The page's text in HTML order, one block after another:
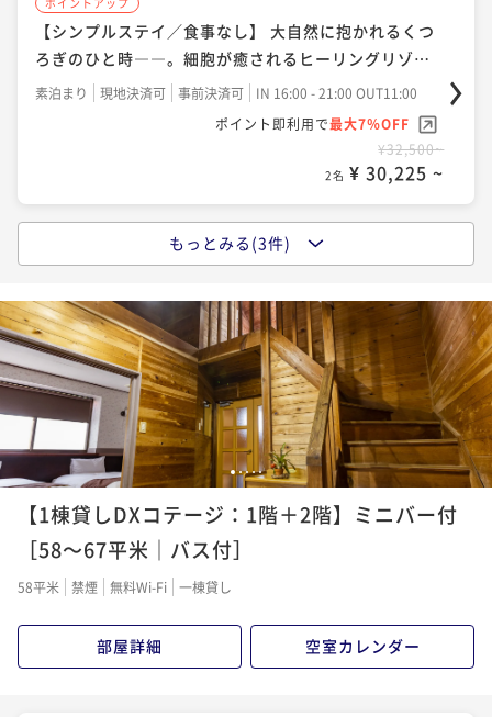
【スタンダ―ド-ばらもん会席-】＜五島豚ステーキ・地
魚しゃぶ＞付「会席×ワイン」「天然温泉」を堪能
二食付き 現地決済可 事前決済可
IN 16:00 - 19:30 OUT11:00
ポイント即利用で最大7％OFF
¥62,600~
2名 ¥ 58,218 ~
【シンプルステイ／食事なし】 大自然に抱かれるくつ
ろぎのひと時――。細胞が癒されるヒーリングリゾー
ト
素泊まり 現地決済可 事前決済可
IN 16:00 - 21:00 OUT11:00
ポイント即利用で最大7％OFF
¥32,500~
2名 ¥ 30,225 ~
【1泊朝食】「五島うどん」「五島の鮮魚の漬け」な
ど、島の食材を活かした＜ビュッフェ形式＞の朝ご
飯。
朝食付き 現地決済可 事前決済可
IN 16:00 - 21:00 OUT11:00
ポイント即利用で最大7％OFF
¥39,100~
2名 ¥ 36,363 ~
ポイントアップ
【スタンダ―ド-ばらもん会席-】＜五島豚ステーキ・地
魚しゃぶ＞付「会席×ワイン」「天然温泉」を堪能
二食付き 現地決済可
¥54,500~
2名 ¥ 50,685 ~
もっとみる(3件)
12345
【1棟貸しDXコテージ：1階＋2階】ミニバー付
［58～67平米｜バス付］
58平米 禁煙 無料Wi-Fi 一棟貸し
部屋詳細 空室カレンダー